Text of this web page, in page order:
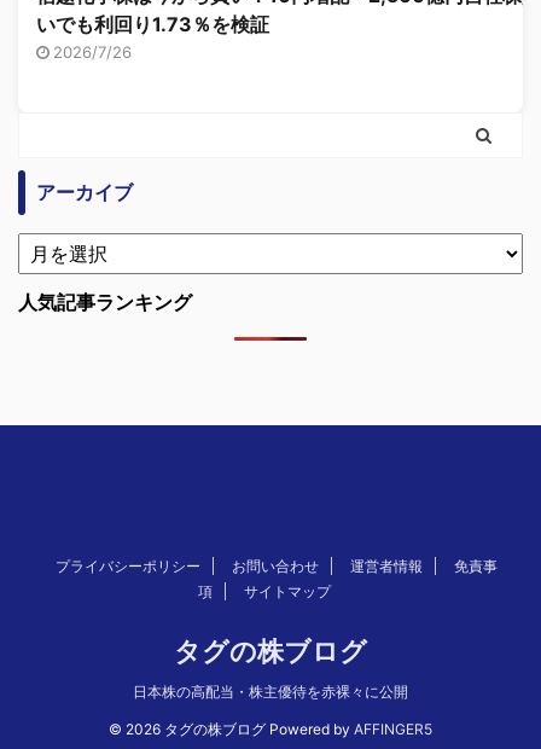
いでも利回り1.73％を検証
2026/7/26
アーカイブ
人気記事ランキング
プライバシーポリシー お問い合わせ 運営者情報
免責事
項
サイトマップ
タグの株ブログ
日本株の高配当・株主優待を赤裸々に公開
© 2026 タグの株ブログ Powered by AFFINGER5
配当シミュレーター
プライバシーポリシー